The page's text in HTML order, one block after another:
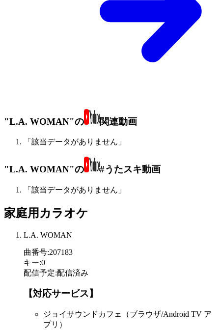
"L.A. WOMAN"の 関連動画
「該当データがありません」
"L.A. WOMAN"の #うたスキ動画
「該当データがありません」
家庭用カラオケ
L.A. WOMAN
曲番号:207183
キー:0
配信予定:配信済み
【対応サービス】
ジョイサウンドカフェ（ブラウザ/Android TV ア
プリ）